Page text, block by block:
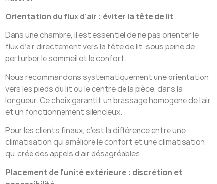
Orientation du flux d’air : éviter la tête de lit
Dans une chambre, il est essentiel de ne pas orienter le
flux d’air directement vers la tête de lit, sous peine de
perturber le sommeil et le confort.
Nous recommandons systématiquement une orientation
vers les pieds du lit ou le centre de la pièce, dans la
longueur. Ce choix garantit un brassage homogène de l’air
et un fonctionnement silencieux.
Pour les clients finaux, c’est la différence entre une
climatisation qui améliore le confort et une climatisation
qui crée des appels d’air désagréables.
Placement de l’unité extérieure : discrétion et